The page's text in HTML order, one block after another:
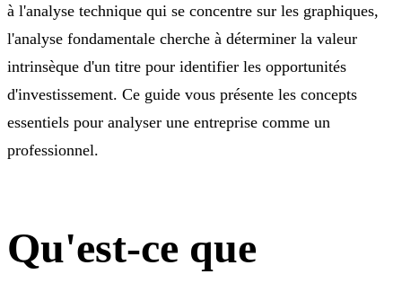
à l'analyse technique qui se concentre sur les graphiques,
l'analyse fondamentale cherche à déterminer la valeur
intrinsèque d'un titre pour identifier les opportunités
d'investissement. Ce guide vous présente les concepts
essentiels pour analyser une entreprise comme un
professionnel.
Qu'est-ce que